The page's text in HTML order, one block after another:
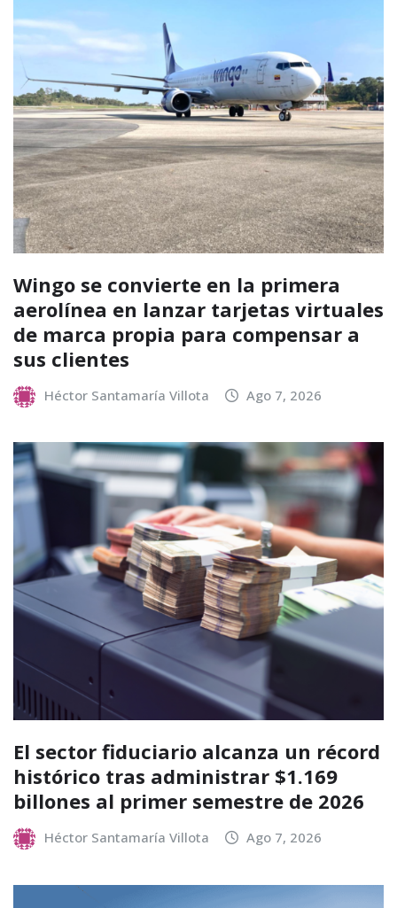
Wingo se convierte en la primera
aerolínea en lanzar tarjetas virtuales
de marca propia para compensar a
sus clientes
Héctor Santamaría Villota Ago 7, 2026
El sector fiduciario alcanza un récord
histórico tras administrar $1.169
billones al primer semestre de 2026
Héctor Santamaría Villota Ago 7, 2026